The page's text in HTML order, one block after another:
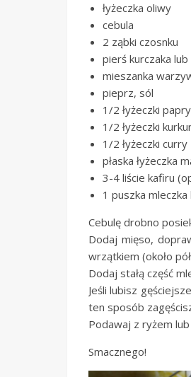
łyżeczka oliwy
cebula
2 ząbki czosnku
pierś kurczaka lub
mieszanka
pieprz, sól
1/2 łyżeczki
1/2 łyżeczki
1/2 łyżeczki curry
płaska łyżeczka
3-4 liście kafiru
1 puszka
Cebulę drobno
Dodaj mięso,
wrzątkiem (około
Dodaj stałą część
Jeśli lubisz
ten sposób
Podawaj z ryżem
Smacznego!